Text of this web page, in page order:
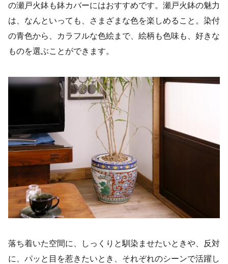
の瀬戸火鉢も鉢カバーにはおすすめです。瀬戸火鉢の魅力
は、なんといっても、さまざまな色を楽しめること。染付
の青色から、カラフルな色絵まで、絵柄も色味も、好きな
ものを選ぶことができます。
落ち着いた空間に、しっくりと馴染ませたいときや、反対
に、パッと目を惹きたいとき、それぞれのシーンで活躍し